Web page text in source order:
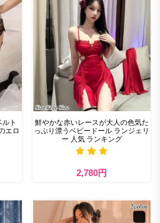
ト
エロ
鮮やかな赤いレースが大人の色気た
っぷり漂うベビードール ランジェリ
ー 人気 ランキング
2,780円